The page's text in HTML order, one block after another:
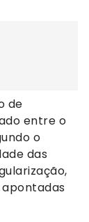
de
entre o
o
das